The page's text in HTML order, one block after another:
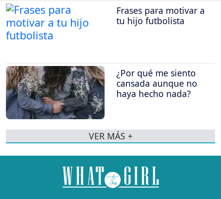
Frases para motivar a
tu hijo futbolista
¿Por qué me siento
cansada aunque no
haya hecho nada?
VER MÁS +